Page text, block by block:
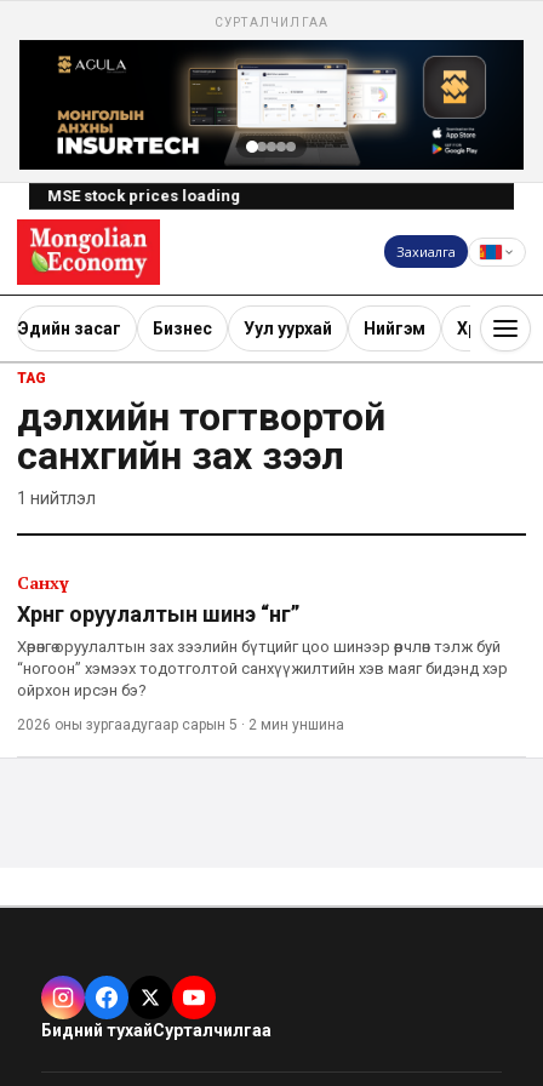
СУРТАЛЧИЛГАА
MSE stock prices loading
Захиалга
Эдийн засаг Бизнес Уул уурхай Нийгэм Хөрөнгө
TAG
дэлхийн тогтвортой
санхүүгийн зах зээл
1 нийтлэл
Санхүү
Хөрөнгө оруулалтын шинэ “өнгө”
Хөрөнгө оруулалтын зах зээлийн бүтцийг цоо шинээр өөрчлөн тэлж буй
“ногоон” хэмээх тодотголтой санхүүжилтийн хэв маяг бидэнд хэр
ойрхон ирсэн бэ?
2026 оны зургаадугаар сарын 5 · 2 мин уншина
Бидний тухайСурталчилгаа